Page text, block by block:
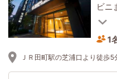
ビニ
るの
1
ＪＲ田町駅の芝浦口より徒歩